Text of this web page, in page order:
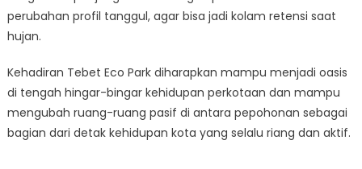
perubahan profil tanggul, agar bisa jadi kolam retensi saat
hujan.
Kehadiran Tebet Eco Park diharapkan mampu menjadi oasis
di tengah hingar-bingar kehidupan perkotaan dan mampu
mengubah ruang-ruang pasif di antara pepohonan sebagai
bagian dari detak kehidupan kota yang selalu riang dan aktif.